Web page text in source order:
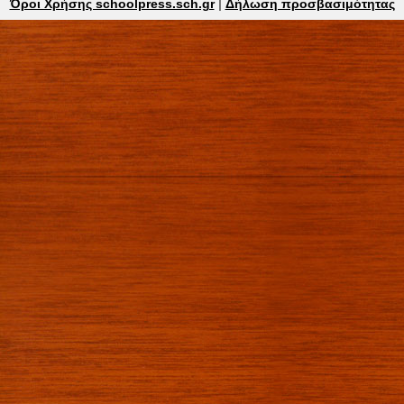
Όροι Χρήσης schoolpress.sch.gr| Δήλωση προσβασιμότητας